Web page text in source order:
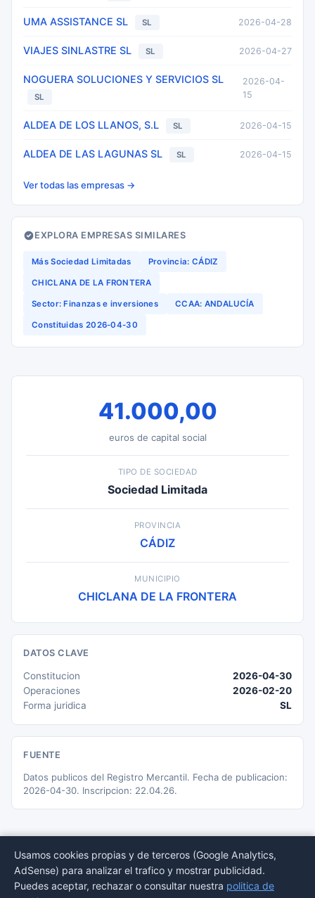
UMA ASSISTANCE SL SL 2026-04-28
VIAJES SINLASTRE SL SL 2026-04-27
NOGUERA SOLUCIONES Y SERVICIOS SL
SL
2026-04-
15
ALDEA DE LOS LLANOS, S.L SL 2026-04-15
ALDEA DE LAS LAGUNAS SL SL 2026-04-15
Ver todas las empresas →
EXPLORA EMPRESAS SIMILARES
Más Sociedad Limitadas Provincia: CÁDIZ
CHICLANA DE LA FRONTERA
Sector: Finanzas e inversiones CCAA: ANDALUCÍA
Constituidas 2026-04-30
41.000,00
euros de capital social
TIPO DE SOCIEDAD
Sociedad Limitada
PROVINCIA
CÁDIZ
MUNICIPIO
CHICLANA DE LA FRONTERA
DATOS CLAVE
Constitucion
2026-04-30
Operaciones
2026-02-20
Forma juridica
SL
FUENTE
Datos publicos del Registro Mercantil. Fecha de publicacion:
2026-04-30. Inscripcion: 22.04.26.
© 2026 BORMEDirectorio — Datos publicos del Registro Mercantil
Usamos cookies propias y de terceros (Google Analytics,
AdSense) para analizar el trafico y mostrar publicidad.
Puedes aceptar, rechazar o consultar nuestra politica de